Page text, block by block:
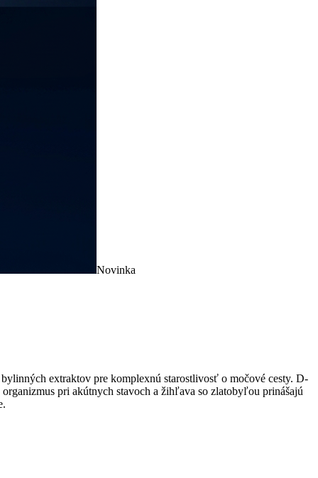
Novinka
extraktov pre komplexnú starostlivosť o močové cesty. D-
pri akútnych stavoch a žihľava so zlatobyľou prinášajú